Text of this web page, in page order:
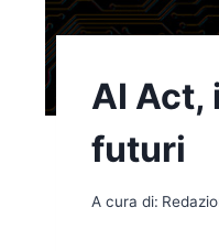
AI Act,
futuri
A cura di: